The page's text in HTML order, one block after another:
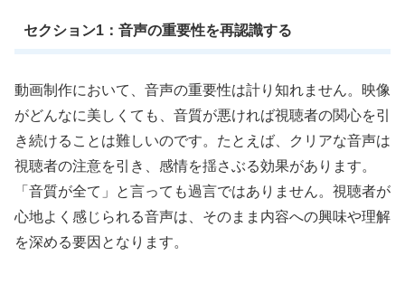
セクション1：音声の重要性を再認識する
動画制作において、音声の重要性は計り知れません。映像
がどんなに美しくても、音質が悪ければ視聴者の関心を引
き続けることは難しいのです。たとえば、クリアな音声は
視聴者の注意を引き、感情を揺さぶる効果があります。
「音質が全て」と言っても過言ではありません。視聴者が
心地よく感じられる音声は、そのまま内容への興味や理解
を深める要因となります。